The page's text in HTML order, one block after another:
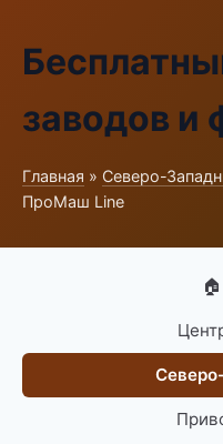
заводов и
Главная » Северо-
ПроМаш Line